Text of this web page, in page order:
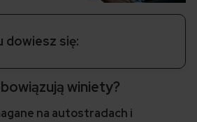
dowiesz się:
winiety?
na autostradach i